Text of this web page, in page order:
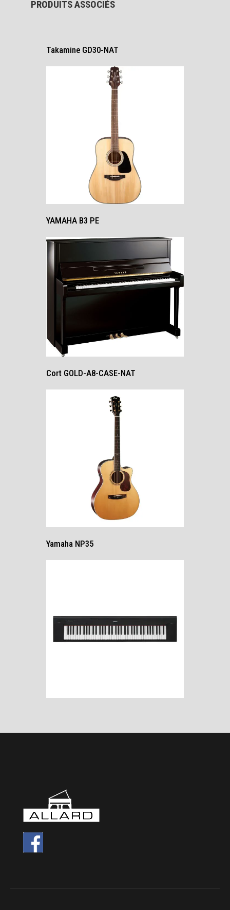
PRODUITS ASSOCIÉS
Takamine GD30-NAT
YAMAHA B3 PE
Cort GOLD-A8-CASE-NAT
Yamaha NP35